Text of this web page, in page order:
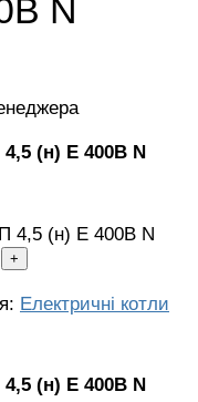
N
(н) Е 400В N
4,5 (н) Е 400В N
Електричні котли
(н) Е 400В N